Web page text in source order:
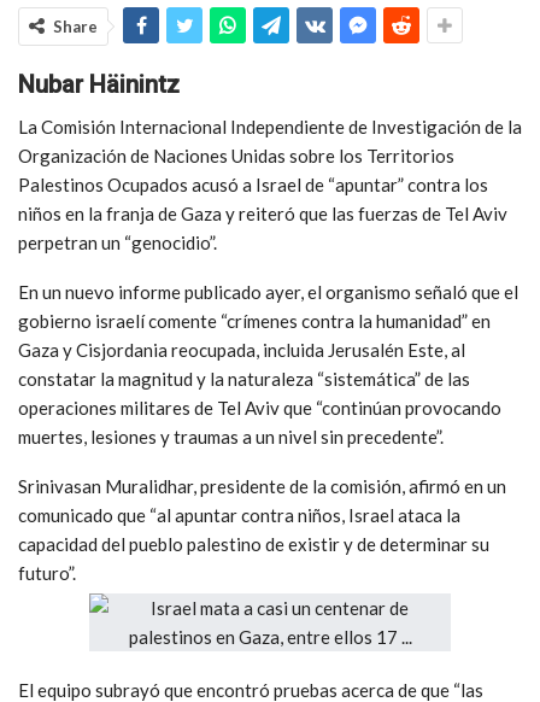
Share
Nubar Häinintz
La Comisión Internacional Independiente de Investigación de la
Organización de Naciones Unidas sobre los Territorios
Palestinos Ocupados acusó a Israel de “apuntar” contra los
niños en la franja de Gaza y reiteró que las fuerzas de Tel Aviv
perpetran un “genocidio”.
En un nuevo informe publicado ayer, el organismo señaló que el
gobierno israelí comente “crímenes contra la humanidad” en
Gaza y Cisjordania reocupada, incluida Jerusalén Este, al
constatar la magnitud y la naturaleza “sistemática” de las
operaciones militares de Tel Aviv que “continúan provocando
muertes, lesiones y traumas a un nivel sin precedente”.
Srinivasan Muralidhar, presidente de la comisión, afirmó en un
comunicado que “al apuntar contra niños, Israel ataca la
capacidad del pueblo palestino de existir y de determinar su
futuro”.
El equipo subrayó que encontró pruebas acerca de que “las